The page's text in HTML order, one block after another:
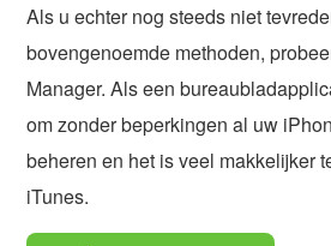
Als u echter nog steeds niet
bovengenoemde methoden,
Manager. Als een
om zonder beperkingen al uw
beheren en het is veel makkelijker
iTunes.